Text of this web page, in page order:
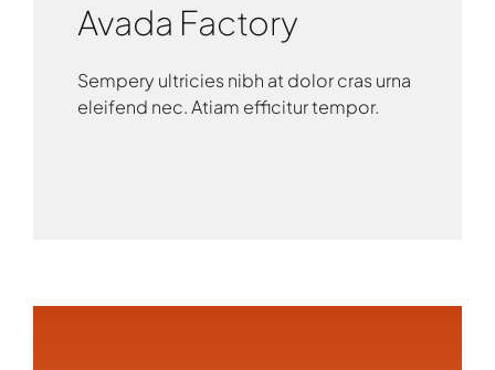
Avada Factory
Sempery ultricies nibh at dolor cras urna
eleifend nec. Atiam efficitur tempor.